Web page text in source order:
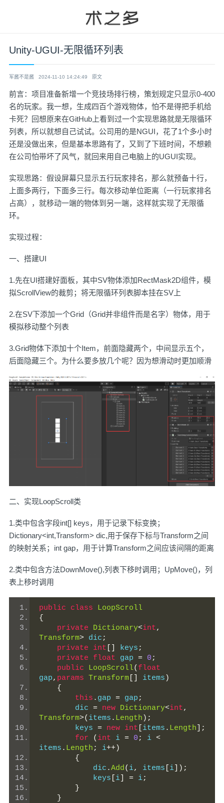
Unity-UGUI-无限循环列表
军酱不是酱 2024-11-10 14:24:49 原文
前言：项目准备新增一个竞技场排行榜，策划规定只显示0-400
名的玩家。我一想，生成四百个游戏物体，怕不是得把手机给
卡死？回想原来在GitHub上看到过一个实现思路就是无限循环
列表，所以就想自己试试。公司用的是NGUI，花了1个多小时
还是没做出来，但是基本思路有了，又到了下班时间，不想赖
在公司怕带坏了风气，就回来用自己电脑上的UGUI实现。
实现思路：假设屏幕只显示五行玩家排名，那么就预备十行，
上面多两行，下面多三行。每次移动单位距离（一行玩家排名
占高），就移动一端的物体到另一端，这样就实现了无限循
环。
实现过程：
一、搭建UI
1.先在UI搭建好面板，其中SV物体添加RectMask2D组件，模
拟ScrollView的裁剪；将无限循环列表脚本挂在SV上
2.在SV下添加一个Grid（Grid并非组件而是名字）物体，用于
模拟移动整个列表
3.Grid物体下添加十个Item，前面隐藏两个，中间显示五个，
后面隐藏三个。为什么要多放几个呢？因为想滑动时更加顺滑
二、实现LoopScroll类
1.类中包含字段int[] keys，用于记录下标变换；
Dictionary<int,Transform> dic,用于保存下标与Transform之间
的映射关系；int gap，用于计算Transform之间应该间隔的距离
2.类中包含方法DownMove(),列表下移时调用；UpMove()，列
表上移时调用
public class
LoopScroll
{
private
Dictionary<int,
Transform> dic ;
private
int keys ;
private
float gap = 0 ;
public
LoopScroll( float
gap, params Transform items )
{
this . gap = gap ;
        dic
= new Dictionary<int,
Transform>( items . Length );
        keys
= new int items . Length ];
for
( int i = 0 ; i <
items . Length ; i++)
{
            dic
.Add( i, items i ]);
            keys
i = i;
}
}